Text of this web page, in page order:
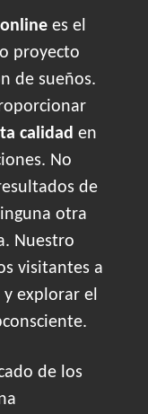
es el
proyecto
de sueños.
calidad en
No
de
otra
Nuestro
visitantes a
explorar el
de los